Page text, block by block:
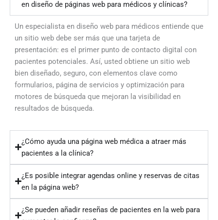
en diseño de páginas web para médicos y clínicas?
Un especialista en diseño web para médicos entiende que
un sitio web debe ser más que una tarjeta de
presentación: es el primer punto de contacto digital con
pacientes potenciales. Así, usted obtiene un sitio web
bien diseñado, seguro, con elementos clave como
formularios, página de servicios y optimización para
motores de búsqueda que mejoran la visibilidad en
resultados de búsqueda.
¿Cómo ayuda una página web médica a atraer más
pacientes a la clínica?
¿Es posible integrar agendas online y reservas de citas
en la página web?
¿Se pueden añadir reseñas de pacientes en la web para